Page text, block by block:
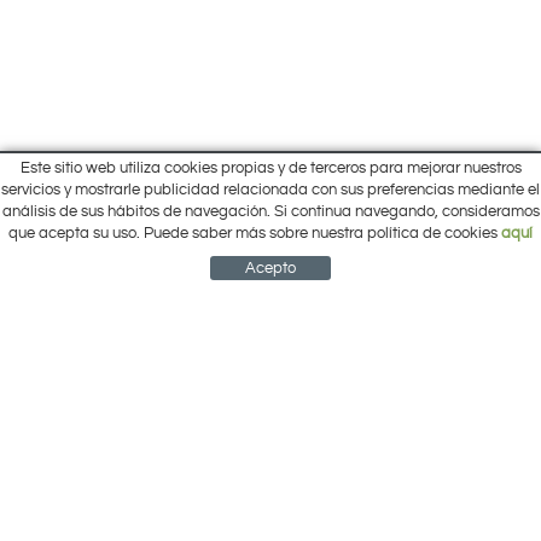
Inicio
Ofertas
Marcas
Pol. Cantalgallo Calle A Naves 10-12
ARACENA (Huelva)
959 12 63 64
info@electrobricogarden.com
CUENTA CESTA
Este sitio web utiliza cookies propias y de terceros para mejorar nuestros
servicios y mostrarle publicidad relacionada con sus preferencias mediante el
análisis de sus hábitos de navegación. Si continua navegando, consideramos
que acepta su uso. Puede saber más sobre nuestra política de cookies aquí
Acepto